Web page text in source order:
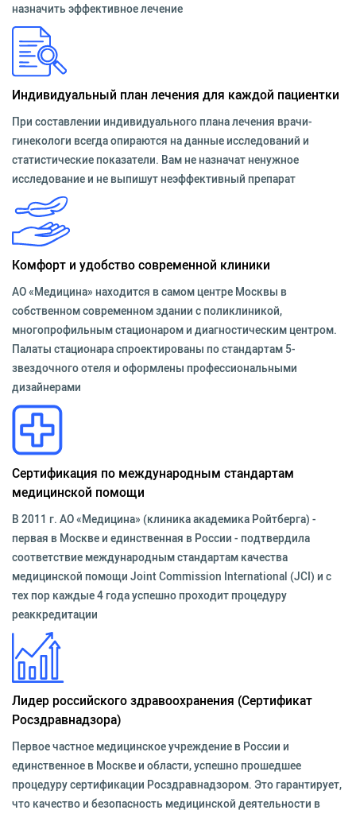
назначить эффективное лечение
Индивидуальный план лечения для каждой пациентки
При составлении индивидуального плана лечения врачи-
гинекологи всегда опираются на данные исследований и
статистические показатели. Вам не назначат ненужное
исследование и не выпишут неэффективный препарат
Комфорт и удобство современной клиники
АО «Медицина» находится в самом центре Москвы в
собственном современном здании с поликлиникой,
многопрофильным стационаром и диагностическим центром.
Палаты стационара спроектированы по стандартам 5-
звездочного отеля и оформлены профессиональными
дизайнерами
Сертификация по международным стандартам
медицинской помощи
В 2011 г. АО «Медицина» (клиника академика Ройтберга) -
первая в Москве и единственная в России - подтвердила
соответствие международным стандартам качества
медицинской помощи Joint Commission International (JCI) и с
тех пор каждые 4 года успешно проходит процедуру
реаккредитации
Лидер российского здравоохранения (Сертификат
Росздравнадзора)
Первое частное медицинское учреждение в России и
единственное в Москве и области, успешно прошедшее
процедуру сертификации Росздравнадзором. Это гарантирует,
что качество и безопасность медицинской деятельности в